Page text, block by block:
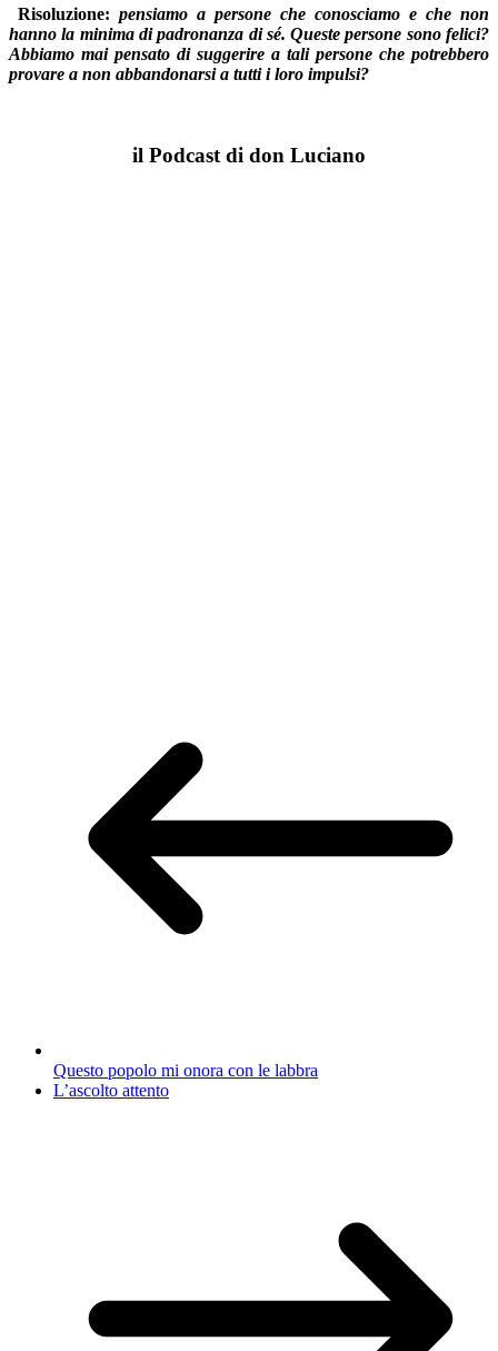
Risoluzione: pensiamo a persone che conosciamo e che non
hanno la minima di padronanza di sé. Queste persone sono felici?
Abbiamo mai pensato di suggerire a tali persone che potrebbero
provare a non abbandonarsi a tutti i loro impulsi?
il Podcast di don Luciano
Questo popolo mi onora con le labbra
L’ascolto attento